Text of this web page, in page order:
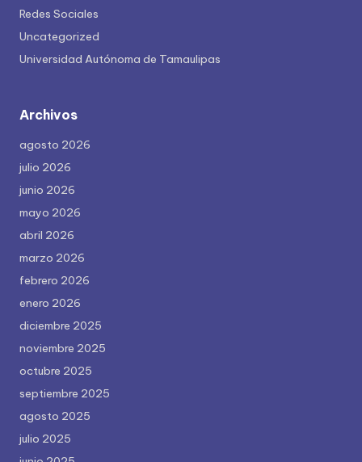
Redes Sociales
Uncategorized
Universidad Autónoma de Tamaulipas
Archivos
agosto 2026
julio 2026
junio 2026
mayo 2026
abril 2026
marzo 2026
febrero 2026
enero 2026
diciembre 2025
noviembre 2025
octubre 2025
septiembre 2025
agosto 2025
julio 2025